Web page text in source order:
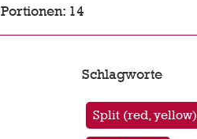
Portionen: 14
Schlagworte
Split (red, yellow)